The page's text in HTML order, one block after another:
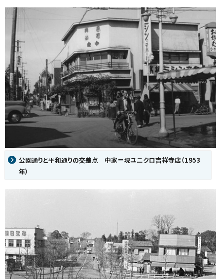
公園通りと平和通りの交差点 中家＝現ユニクロ吉祥寺店（1953
年）